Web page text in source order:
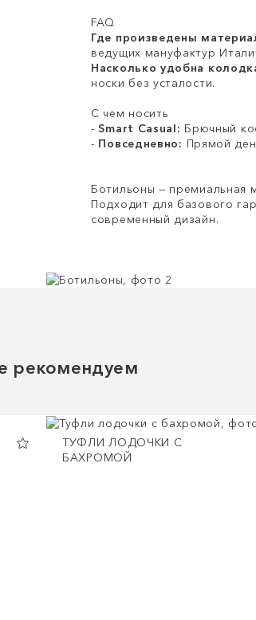
FAQ
Где произведены
ведущих мануфактур
Насколько удобна
носки без усталости.
С чем носить
-Smart Casual: Брючный
- Повседневно: Прямой
Ботильоны — премиальная
Подходит для базового
современный дизайн.
рекомендуем
ТУФЛИ ЛОДОЧКИ С
БАХРОМОЙ